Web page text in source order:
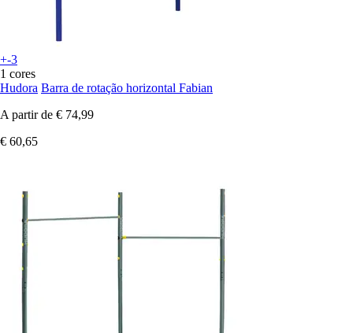
+-3
1 cores
Hudora Barra de rotação horizontal Fabian
A partir de € 74,99
€ 60,65